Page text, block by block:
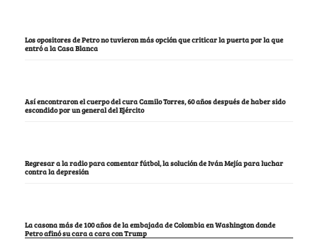
Los opositores de Petro no tuvieron más opción que criticar la puerta por la que
entró a la Casa Blanca
Así encontraron el cuerpo del cura Camilo Torres, 60 años después de haber sido
escondido por un general del Ejército
Regresar a la radio para comentar fútbol, la solución de Iván Mejía para luchar
contra la depresión
La casona más de 100 años de la embajada de Colombia en Washington donde
Petro afinó su cara a cara con Trump